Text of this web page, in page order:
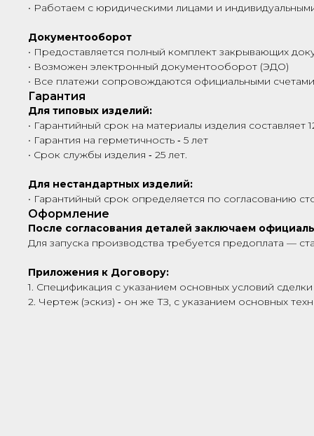
• Работаем с юридическими лицами и
Документооборот
• Предоставляется полный комплект закрывающих
• Возможен электронный документооборот (ЭДО)
• Все платежи сопровождаются официальными
Гарантия
Для типовых изделий:
• Гарантийный срок на материалы изделия составляет
• Гарантия на герметичность ‑ 5 лет
• Срок службы изделия ‑ 25 лет.
Для нестандартных изделий:
• Гарантийный срок определяется по согласованию
Оформление
После согласования деталей заключаем
Для запуска производства требуется предоплата —
Приложения к Договору:
1. Спецификация с указанием основных условий
2. Чертеж (эскиз) ‑ он же ТЗ, с указанием основных